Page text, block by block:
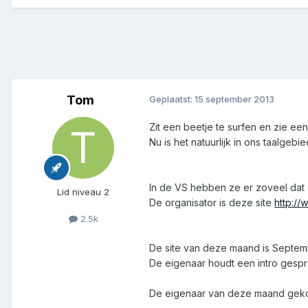
Tom
Lid niveau 2
2.5k
Geplaatst: 15 september 2013
Zit een beetje te surfen en zie
Nu is het natuurlijk in ons
In de VS hebben ze er zoveel
De organisator is deze site http://
De site van deze maand is
De eigenaar houdt een intro
De eigenaar van deze maand